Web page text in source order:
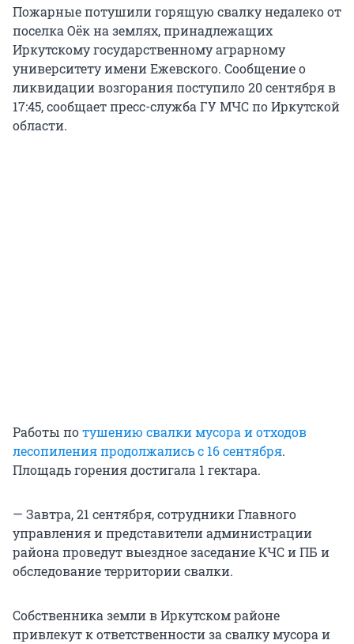
Пожарные потушили горящую свалку недалеко от
поселка Оёк на землях, принадлежащих
Иркутскому государственному аграрному
университету имени Ежевского. Сообщение о
ликвидации возгорания поступило 20 сентября в
17:45, сообщает пресс-служба ГУ МЧС по Иркутской
области.
Работы потушению свалки мусора и отходов
лесопиления продолжались с 16 сентября.
Площадь горения достигала 1 гектара.
— Завтра, 21 сентября, сотрудники Главного
управления и представители администрации
района проведут выездное заседание КЧС и ПБ и
обследование территории свалки.
Собственника земли в Иркутском районе
привлекут к ответственности за свалку мусора и